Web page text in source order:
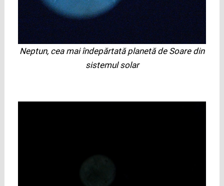
Neptun, cea mai îndepărtată planetă de Soare din
sistemul solar